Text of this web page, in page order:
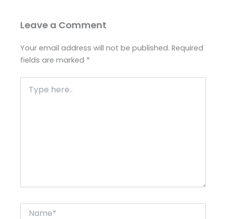
Leave a Comment
Your email address will not be published. Required
fields are marked *
here..